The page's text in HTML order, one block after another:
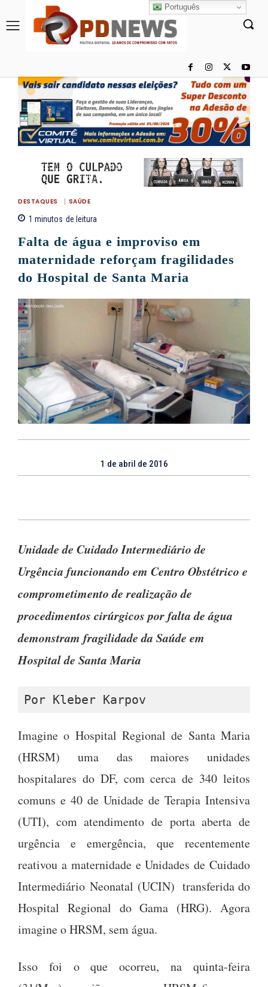
DESTAQUES SAÚDE
1 minutos de leitura
Falta de água e improviso em
maternidade reforçam fragilidades
do Hospital de Santa Maria
1 de abril de 2016
Unidade de Cuidado Intermediário de
Urgência funcionando em Centro Obstétrico e
comprometimento de realização de
procedimentos cirúrgicos por falta de água
demonstram fragilidade da Saúde em
Hospital de Santa Maria
Por Kleber Karpov
Imagine o Hospital Regional de Santa Maria
(HRSM) uma das maiores unidades
hospitalares do DF, com cerca de 340 leitos
comuns e 40 de Unidade de Terapia Intensiva
(UTI), com atendimento de porta aberta de
urgência e emergência, que recentemente
reativou a maternidade e Unidades de Cuidado
Intermediário Neonatal (UCIN) transferida do
Hospital Regional do Gama (HRG). Agora
imagine o HRSM, sem água.
Isso foi o que ocorreu, na quinta-feira
Português